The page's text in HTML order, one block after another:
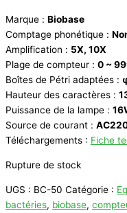
Marque : Biobase
Comptage phonétique :
Amplification : 5X, 10X
Plage de compteur : 0 ~
Boîtes de Pétri adaptées :
Hauteur des caractères :
Puissance de la lampe :
Source de courant :
Téléchargements : Fiche
Rupture de stock
UGS : BC-50 Catégorie :
bactéries, biobase,